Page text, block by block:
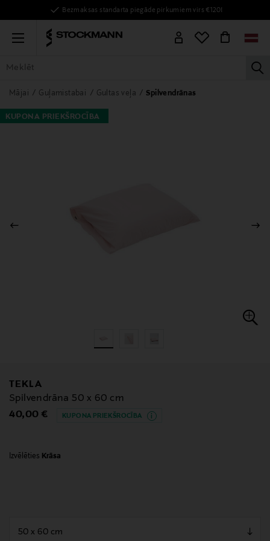
Bezmaksas standarta piegāde pirkumiem virs €120!
Menu
VISAS PRECES SIEVIETĒM VĪRIEŠIEM BĒRNIEM
Mājai Guļamistabai Gultas veļa Spilvendrānas
KUPONA PRIEKŠROCĪBA
TEKLA
Spilvendrāna 50 x 60 cm
Original Price
40,00 € KUPONA PRIEKŠROCĪBA
Izvēlēties Krāsa